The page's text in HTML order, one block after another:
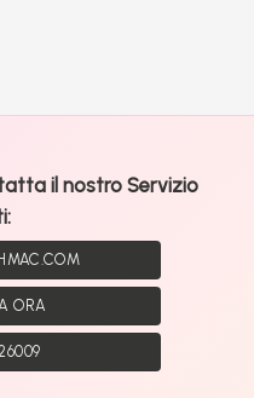
il nostro Servizio
ORA